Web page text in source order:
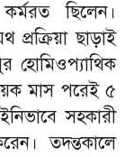
ছিলেন।
ছাড়াই
হোমিওপ্যাথিক
মাস পরেই ৫
সহকারী
তদন্তকালে